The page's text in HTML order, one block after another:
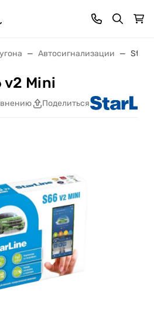
Автосигнализации
v2 Mini
Поделиться